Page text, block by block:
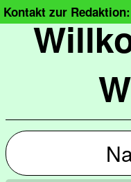
Kontakt zur